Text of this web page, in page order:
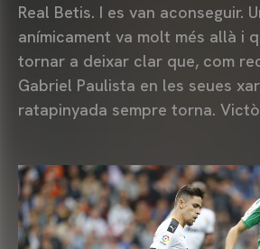
Real Betis. I es van aconseguir.
anímicament va molt més allà i
tornar a deixar clar que, com
Gabriel Paulista en les seues
ratapinyada sempre torna.